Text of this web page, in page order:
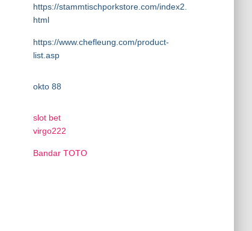
https://stammtischporkstore.com/index2.
html
https://www.chefleung.com/product-
list.asp
okto 88
slot bet
virgo222
Bandar TOTO